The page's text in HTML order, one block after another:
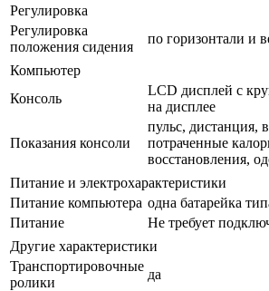
Регулировка
Регулировка
положения сидения
по горизонтали и
Компьютер
Консоль
LCD дисплей с
на дисплее
Показания консоли
пульс, дистанция,
потраченные
восстановления,
Питание и электрохарактеристики
Питание компьютера одна батарейка
Питание
Не требует
Другие характеристики
Транспортировочные
ролики
да